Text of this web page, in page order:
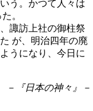
う。かつて人々は
。
諏訪上社の御柱祭
が、明治四年の廃
うになり、今日に
－『日本の神々』－